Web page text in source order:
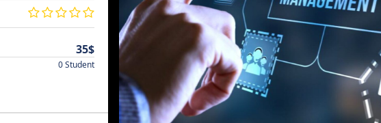
35$
0 Student